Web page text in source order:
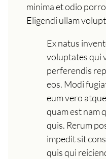
minima et odio
Eligendi ullam
Ex natus
voluptates qui
perferendis
eos. Modi
eum vero
quam est nam
quis. Rerum
impedit sit
quis qui